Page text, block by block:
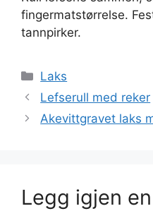
fingermatstørrelse.
tannpirker.
Kategorier
Laks
Lefserull med reker
Akevittgravet laks
Legg igjen